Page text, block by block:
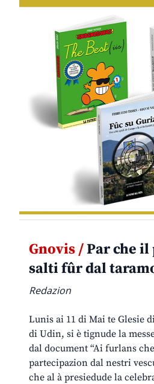
Gnovis /Par che
salti fûr dal
Redazion
Lunis ai 11 di Mai te Glesie
di Udin, si è tignude la
dal document “Ai furlans
partecipazion dal nestri
che al à presiedude la